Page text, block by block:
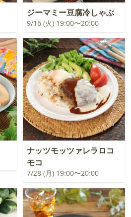
ジーマミー豆腐冷しゃぶ
9/16 (火) 19:00〜20:00
ナッツモッツァレラロコ
モコ
7/28 (月) 19:00〜20:00